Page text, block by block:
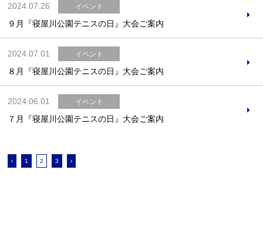
2024.07.26 イベント
９月『寝屋川公園テニスの日』大会ご案内
2024.07.01 イベント
８月『寝屋川公園テニスの日』大会ご案内
2024.06.01 イベント
７月『寝屋川公園テニスの日』大会ご案内
‹ 1 2 3 ›